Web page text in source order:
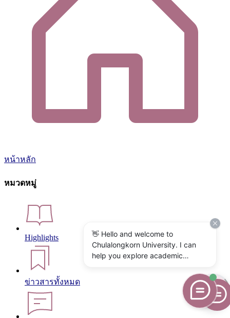
หน้าหลัก
หมวดหมู่
Highlights
ข่าวสารทั้งหมด
👋 Hello and welcome to
Chulalongkorn University. I can
help you explore academic